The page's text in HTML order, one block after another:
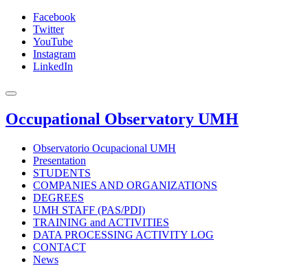
Facebook
Twitter
YouTube
Instagram
LinkedIn
Occupational Observatory UMH
Observatorio Ocupacional UMH
Presentation
STUDENTS
COMPANIES AND ORGANIZATIONS
DEGREES
UMH STAFF (PAS/PDI)
TRAINING and ACTIVITIES
DATA PROCESSING ACTIVITY LOG
CONTACT
News